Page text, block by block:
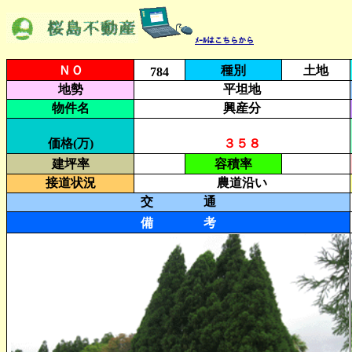
ﾒｰﾙはこちらから
ＮＯ 784 種別
土地
地勢
平坦地
物件名
興産分
価格(万)
３５８
建坪率
容積率
接道状況
農道沿い
交 通
備 考